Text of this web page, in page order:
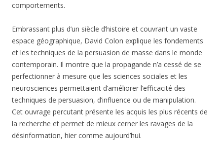
comportements.
Embrassant plus d’un siècle d’histoire et couvrant un vaste
espace géographique, David Colon explique les fondements
et les techniques de la persuasion de masse dans le monde
contemporain. Il montre que la propagande n’a cessé de se
perfectionner à mesure que les sciences sociales et les
neurosciences permettaient d’améliorer l’efficacité des
techniques de persuasion, d’influence ou de manipulation.
Cet ouvrage percutant présente les acquis les plus récents de
la recherche et permet de mieux cerner les ravages de la
désinformation, hier comme aujourd’hui.